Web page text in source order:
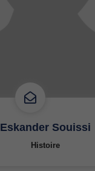
Eskander Souissi
Histoire